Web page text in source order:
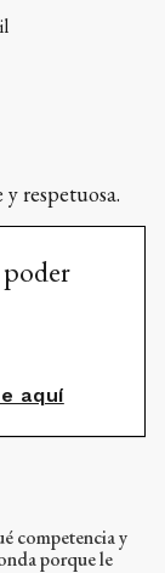
respetuosa.
aquí
competencia y
porque le